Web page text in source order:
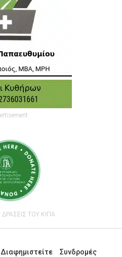
ΔΡΑΣΕΙΣ ΤΟΥ ΚΙΠΑ
Διαφημιστείτε Συνδρομές